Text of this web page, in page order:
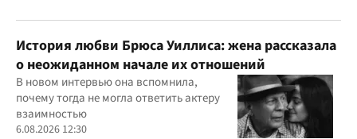
История любви Брюса Уиллиса: жена рассказала
о неожиданном начале их отношений
В новом интервью она вспомнила,
почему тогда не могла ответить актеру
взаимностью
6.08.2026 12:30